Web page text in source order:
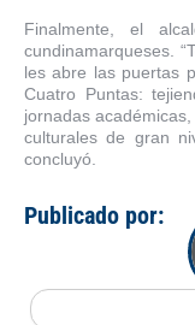
Finalmente, el
cundinamarqueses.
les abre las puertas
Cuatro Puntas:
jornadas
culturales de gran
concluyó.
Publicado por:
Search